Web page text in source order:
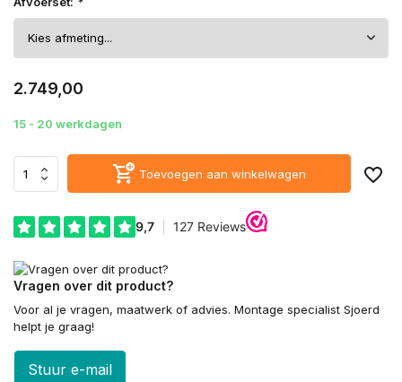
2.749,00
15 - 20 werkdagen
Toevoegen aan winkelwagen
Vragen over dit product?
Voor al je vragen, maatwerk of advies. Montage specialist Sjoerd
helpt je graag!
Stuur e-mail